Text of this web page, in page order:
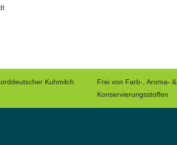
Kuhmilch
Frei von Farb-, Aroma- &
Konservierungsstoffen